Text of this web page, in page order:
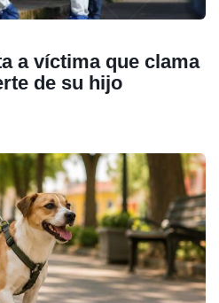
a víctima que clama
de su hijo